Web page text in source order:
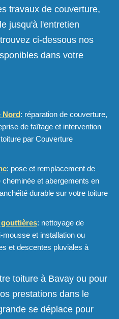
travaux de couverture,
jusqu'à l'entretien
ci-dessous nos
dans votre
Nord: réparation de couverture,
de faîtage et intervention
par Couverture
: pose et remplacement de
et abergements en
durable sur votre toiture
gouttières: nettoyage de
et installation ou
et descentes pluviales à
toiture à Bavay ou pour
prestations dans le
se déplace pour